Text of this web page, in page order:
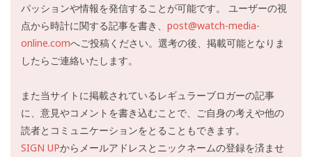
パッションや情報を発信することが可能です。 ユーザーの視
点から時計に関する記事を書き、 post@watch-media-
online.comへご投稿ください。選考の後、掲載可能となりま
したらご連絡いたします。
また当サイトに掲載されているレギュラーブロガーの記事
に、意見やコメントを書き込むことで、ご自身の考えや他の
読者とコミュニケーションをとることもできます。
SIGN UPからメールアドレスとニックネームの登録を済ませ